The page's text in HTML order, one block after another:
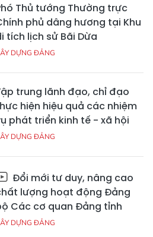
Thủ tướng Thường trực
phủ dâng hương tại Khu
tích lịch sử Bãi Dừa
DỰNG ĐẢNG
trung lãnh đạo, chỉ đạo
hiện hiệu quả các nhiệm
phát triển kinh tế - xã hội
DỰNG ĐẢNG
Đổi mới tư duy, nâng cao
lượng hoạt động Đảng
Các cơ quan Đảng tỉnh
DỰNG ĐẢNG